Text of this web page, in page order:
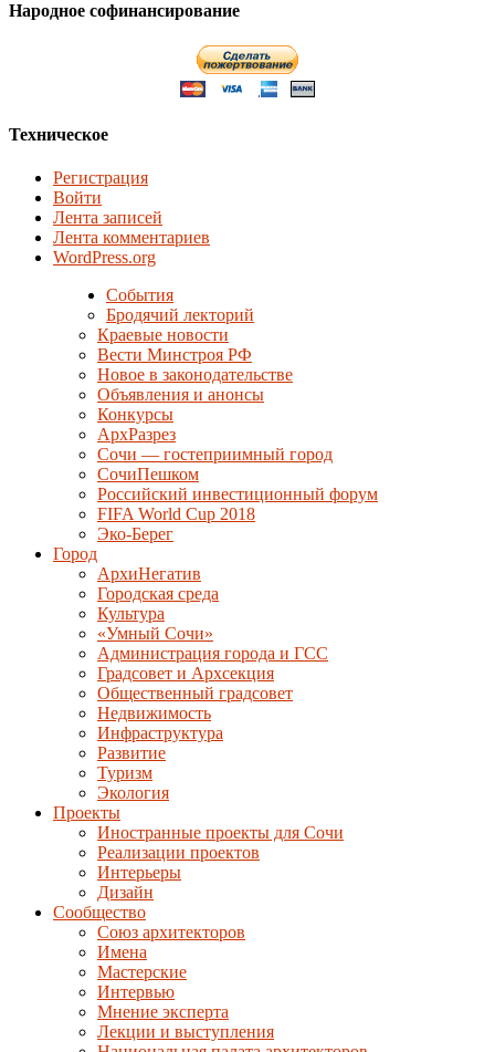
Народное софинансирование
Техническое
Регистрация
Войти
Лента записей
Лента комментариев
WordPress.org
События
Бродячий лекторий
Краевые новости
Вести Минстроя РФ
Новое в законодательстве
Объявления и анонсы
Конкурсы
АрхРазрез
Сочи — гостеприимный город
СочиПешком
Российский инвестиционный форум
FIFA World Cup 2018
Эко-Берег
Город
АрхиНегатив
Городская среда
Культура
«Умный Сочи»
Администрация города и ГСС
Градсовет и Архсекция
Общественный градсовет
Недвижимость
Инфраструктура
Развитие
Туризм
Экология
Проекты
Иностранные проекты для Сочи
Реализации проектов
Интерьеры
Дизайн
Сообщество
Союз архитекторов
Имена
Мастерские
Интервью
Мнение эксперта
Лекции и выступления